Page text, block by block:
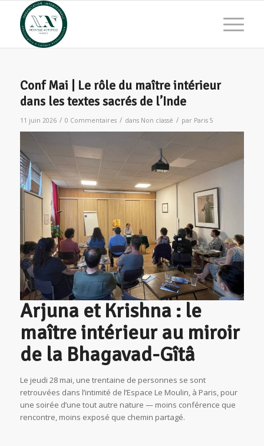
Conf Mai | Le rôle du maître intérieur
dans les textes sacrés de l’Inde
11 juin 2026 / 0 Commentaires / dans Non classé / par Paris 5
Arjuna et Krishna : le
maître intérieur au miroir
de la Bhagavad-Gîtâ
Le jeudi 28 mai, une trentaine de personnes se sont
retrouvées dans l’intimité de l’Espace Le Moulin, à Paris, pour
une soirée d’une tout autre nature — moins conférence que
rencontre, moins exposé que chemin partagé.